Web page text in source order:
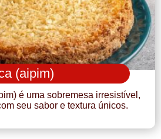
(aipim)
é uma sobremesa irresistível,
seu sabor e textura únicos.